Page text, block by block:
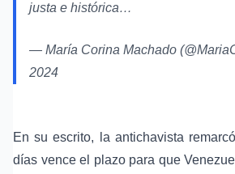
justa e histórica…
— María Corina Machado
2024
En su escrito, la antichavista
días vence el plazo para que